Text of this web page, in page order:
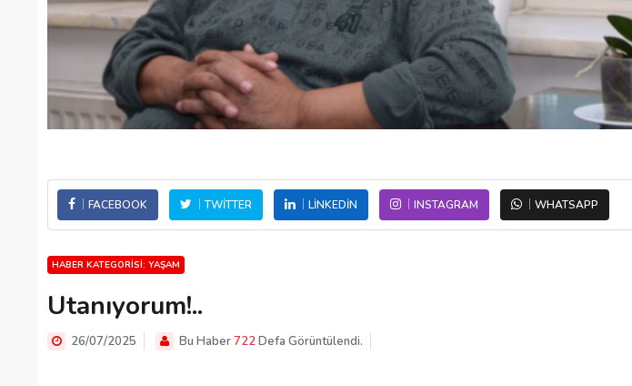
FACEBOOK TWITTER LINKEDIN INSTAGRAM WHATSAPP
HABER KATEGORISI: YAŞAM
Utanıyorum!..
26/07/2025 Bu Haber722Defa Görüntülendi.